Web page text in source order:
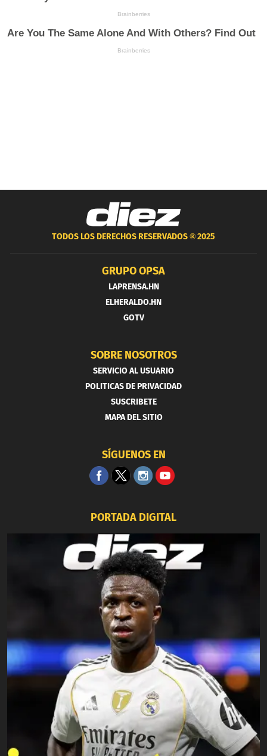
TODOS LOS DERECHOS RESERVADOS ®2025
GRUPO OPSA
LAPRENSA.HN
ELHERALDO.HN
GOTV
SOBRE NOSOTROS
SERVICIO AL USUARIO
POLITICAS DE PRIVACIDAD
SUSCRIBETE
MAPA DEL SITIO
SÍGUENOS EN
PORTADA DIGITAL